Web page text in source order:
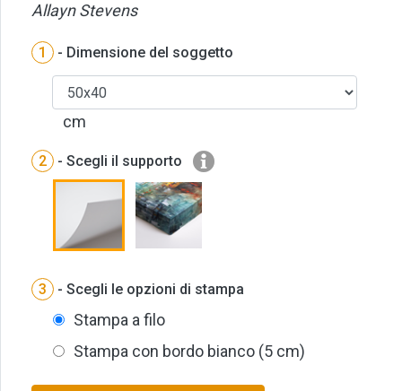
Allayn Stevens
1 - Dimensione del soggetto
cm
2 - Scegli il supporto
3 - Scegli le opzioni di stampa
Stampa a filo
Stampa con bordo bianco (5 cm)